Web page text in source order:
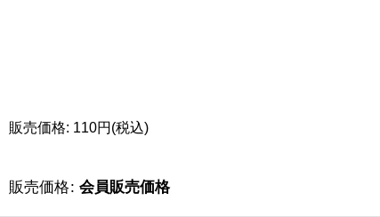
販売価格: 110円(税込)
販売価格: 会員販売価格